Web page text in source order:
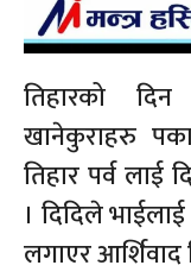
तिहारको
खानेकुराहरु
तिहार पर्व लाई
। दिदिले
लगाएर